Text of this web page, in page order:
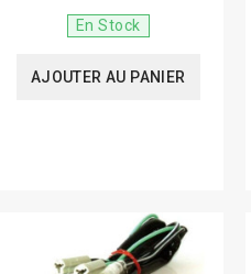
En Stock
AJOUTER AU PANIER